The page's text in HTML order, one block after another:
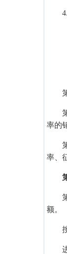
率的
率、
额。